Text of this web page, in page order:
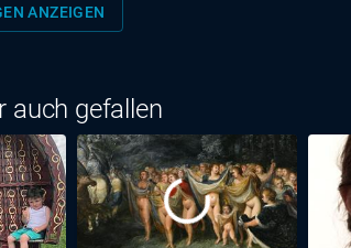
ANZEIGEN
auch gefallen